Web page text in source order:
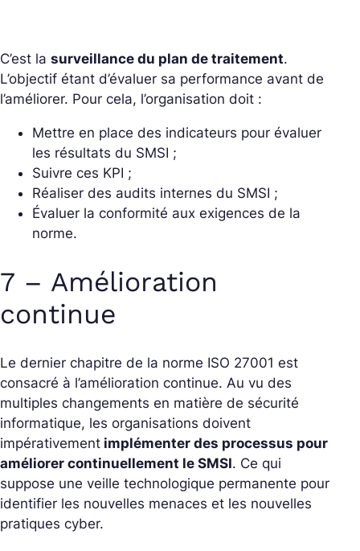
C’est la surveillance du plan de traitement.
L’objectif étant d’évaluer sa performance avant de
l’améliorer. Pour cela, l’organisation doit :
Mettre en place des indicateurs pour évaluer
les résultats du SMSI ;
Suivre ces KPI ;
Réaliser des audits internes du SMSI ;
Évaluer la conformité aux exigences de la
norme.
7 – Amélioration
continue
Le dernier chapitre de la norme ISO 27001 est
consacré à l’amélioration continue. Au vu des
multiples changements en matière de sécurité
informatique, les organisations doivent
impérativement implémenter des processus pour
améliorer continuellement le SMSI. Ce qui
suppose une veille technologique permanente pour
identifier les nouvelles menaces et les nouvelles
pratiques cyber.